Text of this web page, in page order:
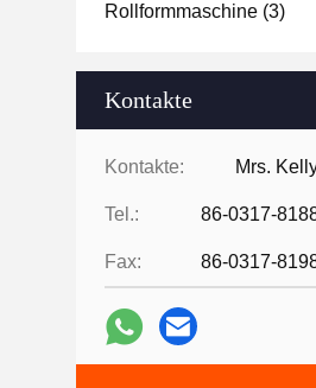
Rollformmaschine (3)
Kontakte
Kontakte: Mrs.
Tel.: 86-0317-
Fax: 86-0317-